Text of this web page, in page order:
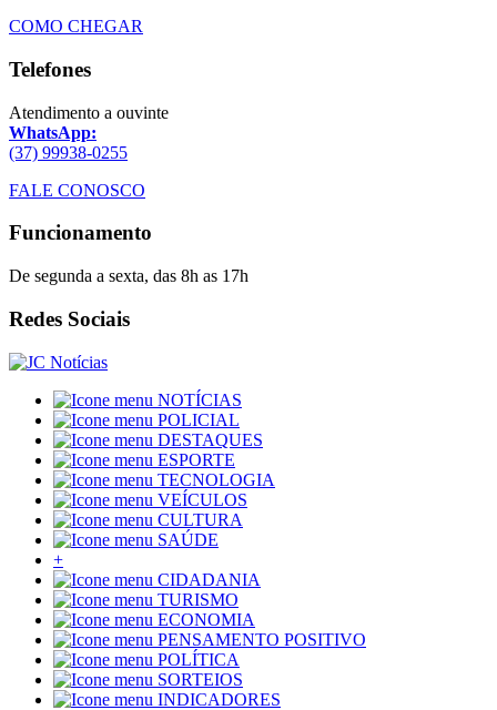
COMO CHEGAR
Telefones
Atendimento a ouvinte
WhatsApp:
(37) 99938-0255
FALE CONOSCO
Funcionamento
De segunda a sexta, das 8h as 17h
Redes Sociais
NOTÍCIAS
POLICIAL
DESTAQUES
ESPORTE
TECNOLOGIA
VEÍCULOS
CULTURA
SAÚDE
+
CIDADANIA
TURISMO
ECONOMIA
PENSAMENTO POSITIVO
POLÍTICA
SORTEIOS
INDICADORES